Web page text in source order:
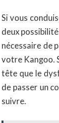
Si vous
deux
nécessaire de
votre Kangoo.
tête que le
de passer un
suivre.